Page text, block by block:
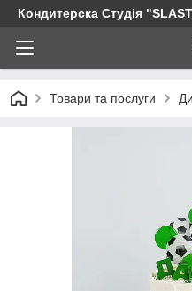
Кондитерска Студія
Товари та послуги